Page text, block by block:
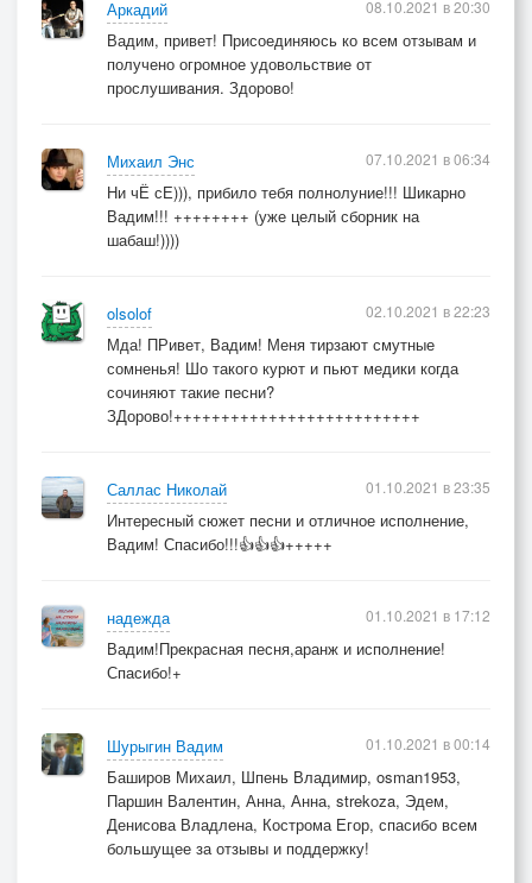
Аркадий
Вадим, привет! Присоединяюсь ко всем отзывам и
получено огромное удовольствие от
прослушивания. Здорово!
08.10.2021 в 20:30
Михаил Энс
Ни чЁ сЕ))), прибило тебя полнолуние!!! Шикарно
Вадим!!! ++++++++ (уже целый сборник на
шабаш!))))
07.10.2021 в 06:34
olsolof
Мда! ПРивет, Вадим! Меня тирзают смутные
сомненья! Шо такого курют и пьют медики когда
сочиняют такие песни?
ЗДорово!++++++++++++++++++++++++++
02.10.2021 в 22:23
Саллас Николай
Интересный сюжет песни и отличное исполнение,
Вадим! Спасибо!!!👍👍👍+++++
01.10.2021 в 23:35
надежда
Вадим!Прекрасная песня,аранж и исполнение!
Спасибо!+
01.10.2021 в 17:12
Шурыгин Вадим
Баширов Михаил, Шпень Владимир, osman1953,
Паршин Валентин, Анна, Анна, strekoza, Эдем,
Денисова Владлена, Кострома Егор, спасибо всем
большущее за отзывы и поддержку!
01.10.2021 в 00:14